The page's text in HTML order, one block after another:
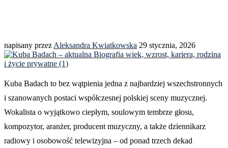
napisany przez Aleksandra Kwiatkowska 29 stycznia, 2026
Kuba Badach to bez wątpienia jedna z najbardziej wszechstronnych
i szanowanych postaci współczesnej polskiej sceny muzycznej.
Wokalista o wyjątkowo ciepłym, soulowym tembrze głosu,
kompozytor, aranżer, producent muzyczny, a także dziennikarz
radiowy i osobowość telewizyjna – od ponad trzech dekad